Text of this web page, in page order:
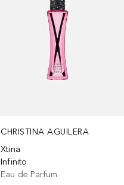
CHRISTINA AGUILERA
Xtina
Infinito
Eau de Parfum